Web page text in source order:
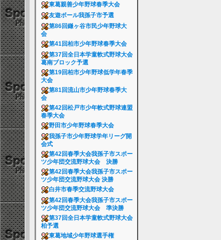
東葛親善少年野球春季大会
友遊ボール我孫子市予選
第86回鎌ヶ谷市民少年野球大
会
第41回柏市少年野球春季大会
第37回全日本学童軟式野球大会
葛南ブロック予選
第19回柏市少年野球低学年春季
大会
第81回流山市少年野球春季大
会
第42回松戸市少年軟式野球連盟
春季大会
野田市少年野球春季大会
我孫子市少年野球学年リーグ開
会式
第42回春季大会我孫子市スポー
ツ少年団交流野球大会 決勝
第42回春季大会我孫子市スポー
ツ少年団交流野球大会 決勝
白井市春季交流野球大会
第42回春季大会我孫子市スポー
ツ少年団交流野球大会 準決勝
第37回全日本学童軟式野球大会
柏予選
東葛地域少年野球選手権